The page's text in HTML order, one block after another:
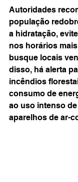
Autoridades
população
a hidratação,
nos horários
busque locais
disso, há alerta
incêndios
consumo de
ao uso intenso
aparelhos de ar-